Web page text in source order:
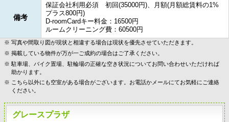
備考
保証会社利用必須 初回(35000円)、月額(月額総賃料の1%
プラス800円)
D-roomCardキー料金：16500円
ルームクリーニング費：60500円
写真や間取り図が現状と相違する場合は現状を優先させていただきます。
掲載している物件が万が一ご成約の場合はご了承ください。
駐車場、バイク置場、駐輪場の正確な空き状況についてお問い合わせいただければ
助かります。
こちら以外にも空室がある場合がございます。お電話かメールにてお気軽にご連絡
ください。
グレースプラザ